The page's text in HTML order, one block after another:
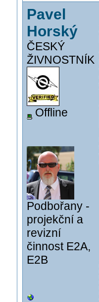
Pavel
Horský
ČESKÝ
ŽIVNOSTNÍK
Offline
Podbořany -
projekční a
revizní
činnost E2A,
E2B